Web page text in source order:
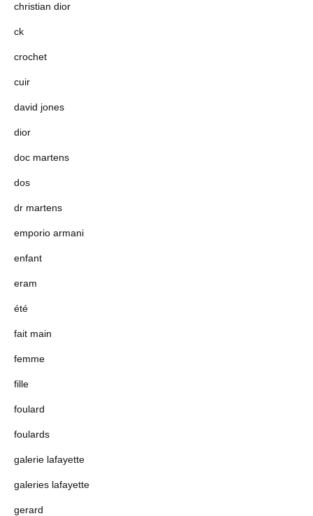
christian dior
ck
crochet
cuir
david jones
dior
doc martens
dos
dr martens
emporio armani
enfant
eram
été
fait main
femme
fille
foulard
foulards
galerie lafayette
galeries lafayette
gerard